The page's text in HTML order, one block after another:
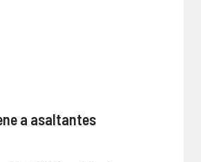
a asaltantes